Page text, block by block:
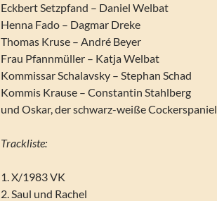
Eckbert Setzpfand – Daniel Welbat
Henna Fado – Dagmar Dreke
Thomas Kruse – André Beyer
Frau Pfannmüller – Katja Welbat
Kommissar Schalavsky – Stephan Schad
Kommis Krause – Constantin Stahlberg
und Oskar, der schwarz-weiße Cockerspaniel
Trackliste:
1. X/1983 VK
2. Saul und Rachel